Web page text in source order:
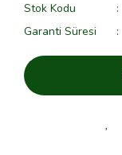
Stok Kodu
Garanti Süresi